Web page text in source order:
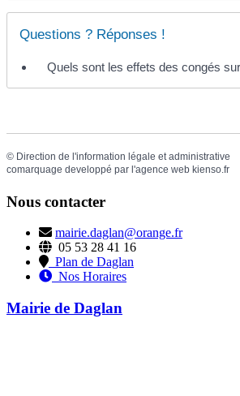
Questions ? Réponses !
Quels sont les effets des congés
© Direction de l'information légale et administrative
comarquage developpé par l'agence web kienso.fr
Nous contacter
mairie.daglan@orange.fr
05 53 28 41 16
Plan de Daglan
Nos Horaires
Mairie de Daglan